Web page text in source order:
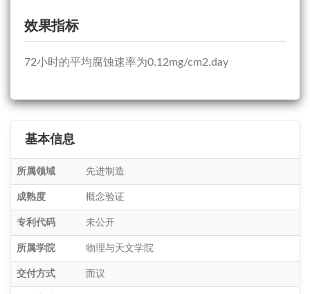
效果指标
72小时的平均腐蚀速率为0.12mg/cm2.day
基本信息
所属领域 先进制造
成熟度 概念验证
专利代码 未公开
所属学院 物理与天文学院
交付方式 面议